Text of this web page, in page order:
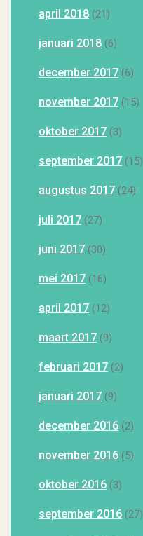
april 2018 (21)
januari 2018 (6)
december 2017 (6)
november 2017 (15)
oktober 2017 (3)
september 2017 (15)
augustus 2017 (24)
juli 2017 (27)
juni 2017 (30)
mei 2017 (16)
april 2017 (12)
maart 2017 (9)
februari 2017 (2)
januari 2017 (9)
december 2016 (2)
november 2016 (5)
oktober 2016 (3)
september 2016 (27)